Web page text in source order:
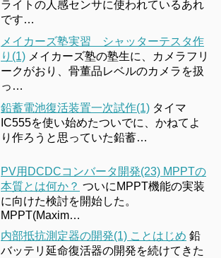
ライトの人感センサに使われているあれ
です…
メイカーズ塾実習 シャッターテスタ作
り(1) メイカーズ塾の塾生に、カメラフリ
ークがおり、骨董品レベルのカメラを扱
っ…
鉛蓄電池復活装置一次試作(1) タイマ
IC555を使い始めたついでに、かねてよ
り作ろうと思っていた鉛蓄…
PV用DCDCコンバータ開発(23) MPPTの
本質とは何か？ ついにMPPT機能の実装
に向けた検討を開始した。
MPPT(Maxim…
内部抵抗測定器の開発(1) ことはじめ 鉛
バッテリ延命復活器の開発を続けてきた